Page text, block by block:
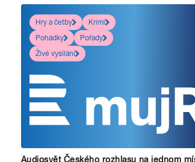
Hry a četby
Krimi
Pohádky
Pořady
Živé vysílání
Audiosvět Českého rozhlasu na jednom